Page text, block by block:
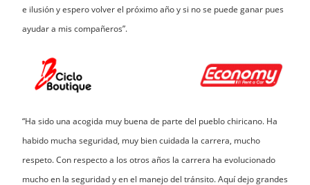
e ilusión y espero volver el próximo año y si no se puede ganar pues
ayudar a mis compañeros”.
“Ha sido una acogida muy buena de parte del pueblo chiricano. Ha
habido mucha seguridad, muy bien cuidada la carrera, mucho
respeto. Con respecto a los otros años la carrera ha evolucionado
mucho en la seguridad y en el manejo del tránsito. Aquí dejo grandes